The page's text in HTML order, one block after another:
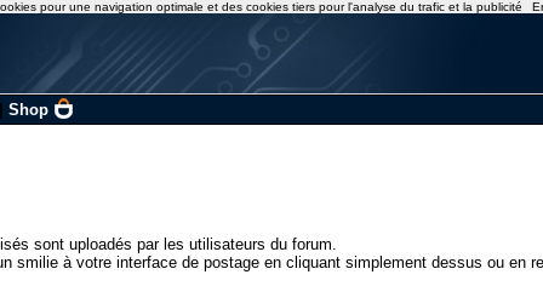
Shop
sont uploadés par les utilisateurs du forum.
smilie à votre interface de postage en cliquant simplement dessus ou en
pour une navigation optimale et des cookies tiers pour l'analyse du trafic et la publicité